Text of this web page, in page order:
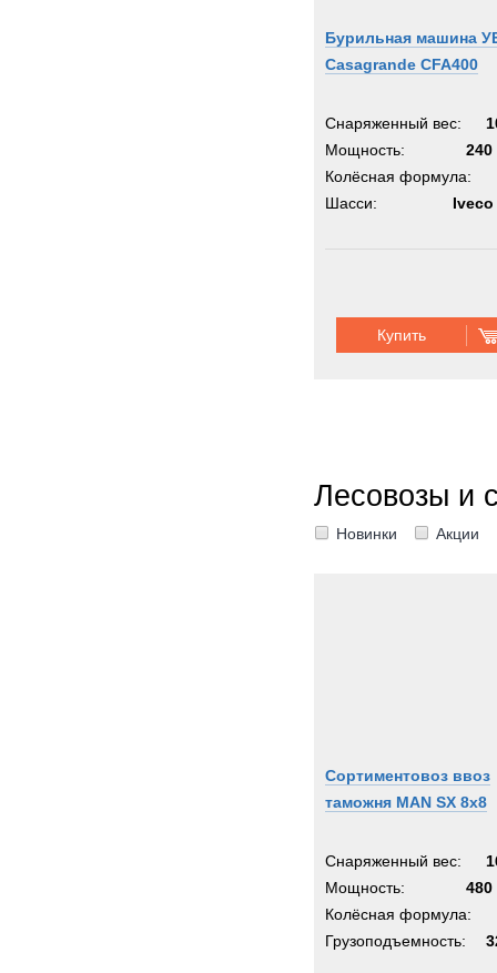
Бурильная машина
Casagrande CFA400
Снаряженный вес:
Мощность:
240
Колёсная формула:
Шасси:
Iveco
Купить
Лесовозы и
Новинки Акции
Сортиментовоз ввоз
таможня MAN SX 8x8
Снаряженный вес:
Мощность:
480
Колёсная формула:
Грузоподъемность: